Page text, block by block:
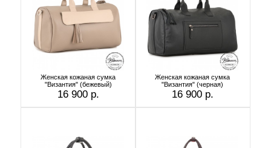
Женская кожаная сумка
"Византия" (бежевый)
16 900 р.
Женская кожаная сумка
"Византия" (черная)
16 900 р.